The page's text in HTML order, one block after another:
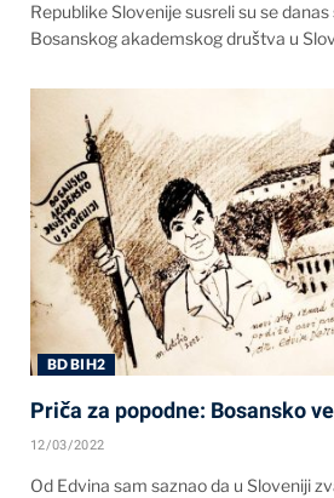
Republike Slovenije susreli su se
Bosanskog akademskog društva u
BD BIH2
Priča za popodne: Bosansko
12/03/2022
Od Edvina sam saznao da u Sloveniji